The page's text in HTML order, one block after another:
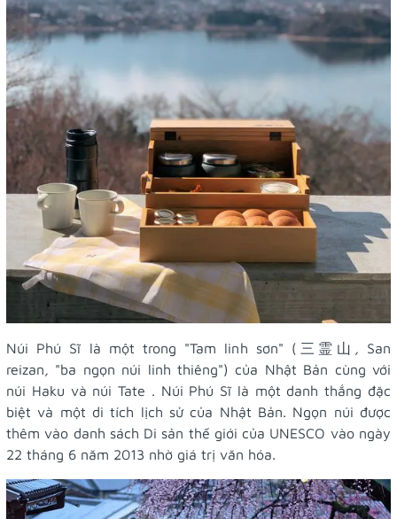
Núi Phú Sĩ là một trong "Tam linh sơn" (三霊山 , San
reizan, "ba ngọn núi linh thiêng") của Nhật Bản cùng với
núi Haku và núi Tate . Núi Phú Sĩ là một danh thắng đặc
biệt và một di tích lịch sử của Nhật Bản. Ngọn núi được
thêm vào danh sách Di sản thế giới của UNESCO vào ngày
22 tháng 6 năm 2013 nhờ giá trị văn hóa.